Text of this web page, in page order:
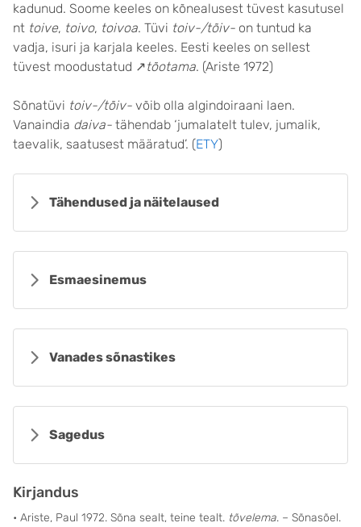
kadunud. Soome keeles on kõnealusest tüvest kasutusel
nt toive, toivo, toivoa. Tüvi toiv-/tõiv- on tuntud ka
vadja, isuri ja karjala keeles. Eesti keeles on sellest
tüvest moodustatud ↗tõotama. (Ariste 1972)
Sõnatüvi toiv-/tõiv- võib olla algindoiraani laen.
Vanaindia daiva- tähendab ‘jumalatelt tulev, jumalik,
taevalik, saatusest määratud’. (ETY)
Tähendused ja näitelaused
Esmaesinemus
Vanades sõnastikes
Sagedus
Kirjandus
• Ariste, Paul 1972. Sõna sealt, teine tealt. tõvelema. – Sõnasõel.